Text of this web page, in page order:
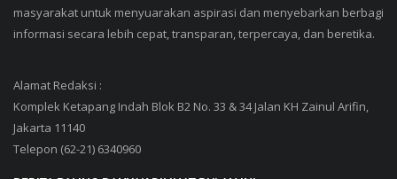
masyarakat untuk menyuarakan aspirasi dan menyebarkan berbagi
informasi secara lebih cepat, transparan, terpercaya, dan beretika.
Alamat Redaksi :
Komplek Ketapang Indah Blok B2 No. 33 & 34 Jalan KH Zainul Arifin,
Jakarta 11140
Telepon (62-21) 6340960